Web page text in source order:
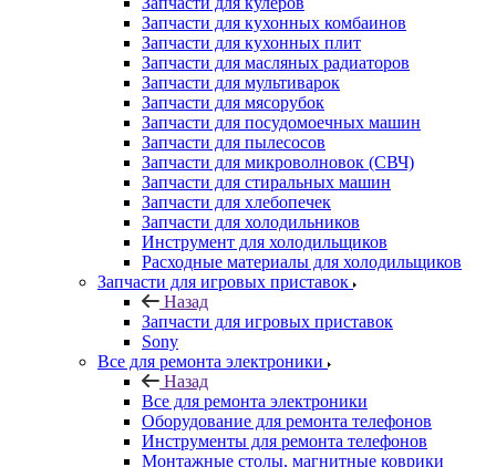
Запчасти для мясорубок
Запчасти для посудомоечных машин
Запчасти для пылесосов
Запчасти для микроволновок (СВЧ)
Запчасти для стиральных машин
Запчасти для хлебопечек
Запчасти для холодильников
Инструмент для холодильщиков
Расходные материалы для холодильщиков
Запчасти для игровых приставок
Назад
Запчасти для игровых приставок
Sony
Все для ремонта электроники
Назад
Все для ремонта электроники
Оборудование для ремонта телефонов
Инструменты для ремонта телефонов
Монтажные столы, магнитные коврики
Скальпели, лезвия сменные
Системы хранения
Скотчи, изолента
Тачскрины